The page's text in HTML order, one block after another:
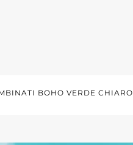
BOHO VERDE CHIARO